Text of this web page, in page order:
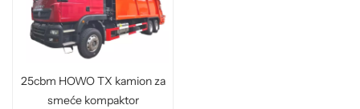
25cbm HOWO TX kamion za
smeće kompaktor